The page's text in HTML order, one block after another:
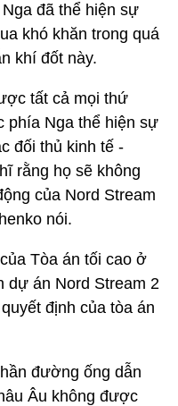
đã thể hiện sự
khó khăn trong quá
khí đốt này.
tất cả mọi thứ
phía Nga thể hiện sự
đối thủ kinh tế -
rằng họ sẽ không
của Nord Stream
nói.
Tòa án tối cao ở
dự án Nord Stream 2
định của tòa án
đường ống dẫn
Âu không được